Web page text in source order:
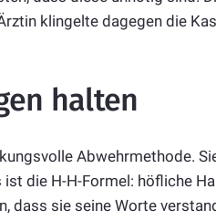
klingelte dagegen die
halten
Abwehrmethode.
die H-H-Formel: höfliche
sie seine Worte